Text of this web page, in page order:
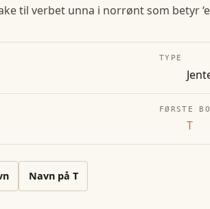
til verbet unna i norrønt som betyr
TYPE
FØRSTE
T
Navn på T